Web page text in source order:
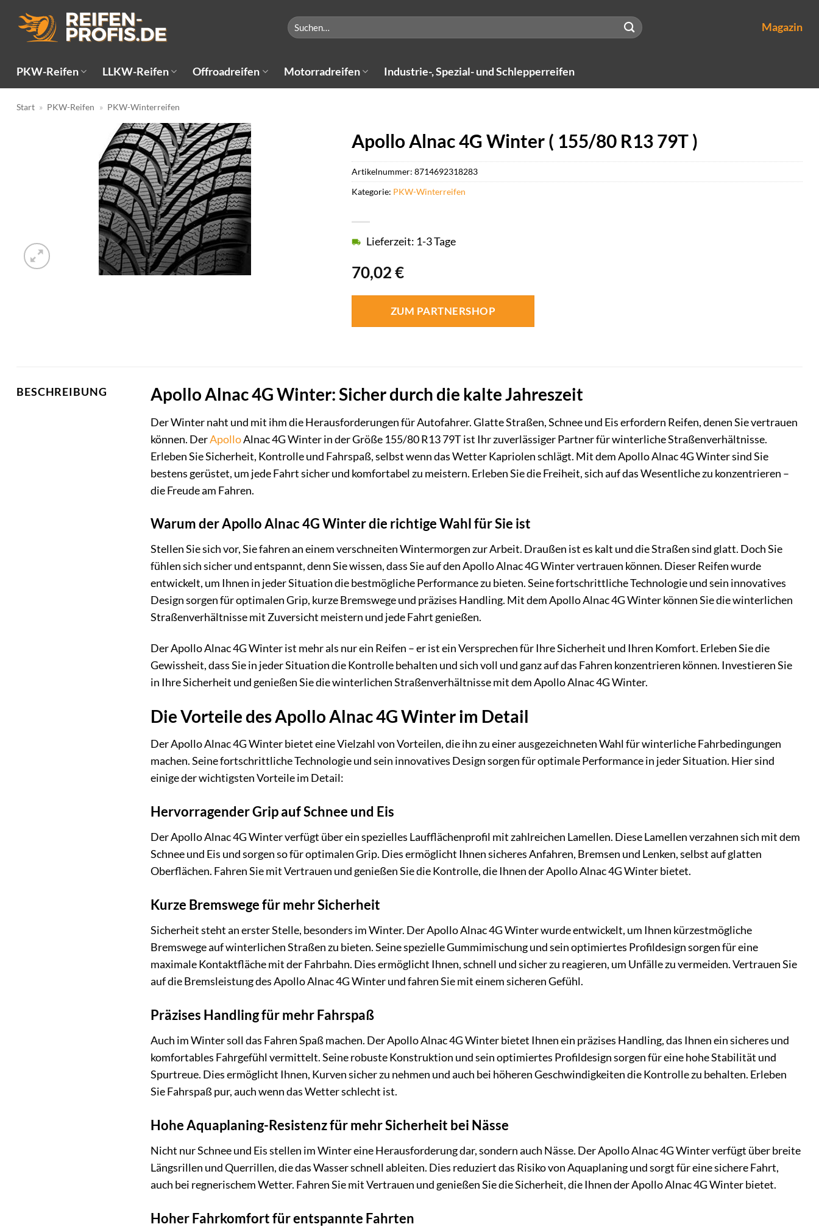
Inhalt
springen
Suchen
nach:
Magazin
PKW-Reifen LLKW-Reifen Offroadreifen Motorradreifen Industrie-, Spezial- und Schlepperreifen
Start » PKW-Reifen » PKW-Winterreifen
Apollo Alnac 4G Winter ( 155/80 R13 79T )
70,02€
Lieferzeit: 1-3 Tage
ZUM PARTNERSHOP
Artikelnummer: 8714692318283
Kategorie: PKW-Winterreifen
BESCHREIBUNG Apollo Alnac 4G Winter: Sicher durch die kalte Jahreszeit
Der Winter naht und mit ihm die Herausforderungen für Autofahrer. Glatte Straßen, Schnee und Eis erfordern Reifen, denen Sie vertrauen
können. DerApolloAlnac 4G Winter in der Größe 155/80 R13 79T ist Ihr zuverlässiger Partner für winterliche Straßenverhältnisse.
Erleben Sie Sicherheit, Kontrolle und Fahrspaß, selbst wenn das Wetter Kapriolen schlägt. Mit dem Apollo Alnac 4G Winter sind Sie
bestens gerüstet, um jede Fahrt sicher und komfortabel zu meistern. Erleben Sie die Freiheit, sich auf das Wesentliche zu konzentrieren –
die Freude am Fahren.
Warum der Apollo Alnac 4G Winter die richtige Wahl für Sie ist
Stellen Sie sich vor, Sie fahren an einem verschneiten Wintermorgen zur Arbeit. Draußen ist es kalt und die Straßen sind glatt. Doch Sie
fühlen sich sicher und entspannt, denn Sie wissen, dass Sie auf den Apollo Alnac 4G Winter vertrauen können. Dieser Reifen wurde
entwickelt, um Ihnen in jeder Situation die bestmögliche Performance zu bieten. Seine fortschrittliche Technologie und sein innovatives
Design sorgen für optimalen Grip, kurze Bremswege und präzises Handling. Mit dem Apollo Alnac 4G Winter können Sie die winterlichen
Straßenverhältnisse mit Zuversicht meistern und jede Fahrt genießen.
Der Apollo Alnac 4G Winter ist mehr als nur ein Reifen – er ist ein Versprechen für Ihre Sicherheit und Ihren Komfort. Erleben Sie die
Gewissheit, dass Sie in jeder Situation die Kontrolle behalten und sich voll und ganz auf das Fahren konzentrieren können. Investieren Sie
in Ihre Sicherheit und genießen Sie die winterlichen Straßenverhältnisse mit dem Apollo Alnac 4G Winter.
Die Vorteile des Apollo Alnac 4G Winter im Detail
Der Apollo Alnac 4G Winter bietet eine Vielzahl von Vorteilen, die ihn zu einer ausgezeichneten Wahl für winterliche Fahrbedingungen
machen. Seine fortschrittliche Technologie und sein innovatives Design sorgen für optimale Performance in jeder Situation. Hier sind
einige der wichtigsten Vorteile im Detail:
Hervorragender Grip auf Schnee und Eis
Der Apollo Alnac 4G Winter verfügt über ein spezielles Laufflächenprofil mit zahlreichen Lamellen. Diese Lamellen verzahnen sich mit dem
Schnee und Eis und sorgen so für optimalen Grip. Dies ermöglicht Ihnen sicheres Anfahren, Bremsen und Lenken, selbst auf glatten
Oberflächen. Fahren Sie mit Vertrauen und genießen Sie die Kontrolle, die Ihnen der Apollo Alnac 4G Winter bietet.
Kurze Bremswege für mehr Sicherheit
Sicherheit steht an erster Stelle, besonders im Winter. Der Apollo Alnac 4G Winter wurde entwickelt, um Ihnen kürzestmögliche
Bremswege auf winterlichen Straßen zu bieten. Seine spezielle Gummimischung und sein optimiertes Profildesign sorgen für eine
maximale Kontaktfläche mit der Fahrbahn. Dies ermöglicht Ihnen, schnell und sicher zu reagieren, um Unfälle zu vermeiden. Vertrauen Sie
auf die Bremsleistung des Apollo Alnac 4G Winter und fahren Sie mit einem sicheren Gefühl.
Präzises Handling für mehr Fahrspaß
Auch im Winter soll das Fahren Spaß machen. Der Apollo Alnac 4G Winter bietet Ihnen ein präzises Handling, das Ihnen ein sicheres und
komfortables Fahrgefühl vermittelt. Seine robuste Konstruktion und sein optimiertes Profildesign sorgen für eine hohe Stabilität und
Spurtreue. Dies ermöglicht Ihnen, Kurven sicher zu nehmen und auch bei höheren Geschwindigkeiten die Kontrolle zu behalten. Erleben
Sie Fahrspaß pur, auch wenn das Wetter schlecht ist.
Hohe Aquaplaning-Resistenz für mehr Sicherheit bei Nässe
Nicht nur Schnee und Eis stellen im Winter eine Herausforderung dar, sondern auch Nässe. Der Apollo Alnac 4G Winter verfügt über breite
Längsrillen und Querrillen, die das Wasser schnell ableiten. Dies reduziert das Risiko von Aquaplaning und sorgt für eine sichere Fahrt,
auch bei regnerischem Wetter. Fahren Sie mit Vertrauen und genießen Sie die Sicherheit, die Ihnen der Apollo Alnac 4G Winter bietet.
Hoher Fahrkomfort für entspannte Fahrten